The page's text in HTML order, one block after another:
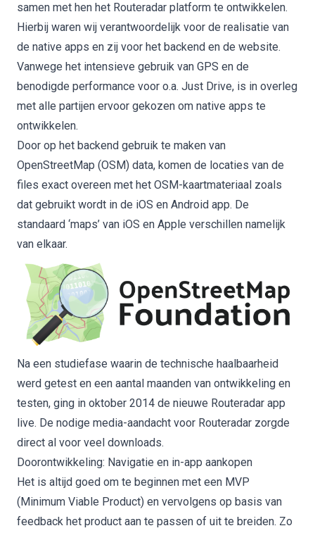
samen met hen het Routeradar platform te ontwikkelen.
Hierbij waren wij verantwoordelijk voor de realisatie van
de native apps en zij voor het backend en de website.
Vanwege het intensieve gebruik van GPS en de
benodigde performance voor o.a. Just Drive, is in overleg
met alle partijen ervoor gekozen om native apps te
ontwikkelen.
Door op het backend gebruik te maken van
OpenStreetMap (OSM) data, komen de locaties van de
files exact overeen met het OSM-kaartmateriaal zoals
dat gebruikt wordt in de iOS en Android app. De
standaard ‘maps’ van iOS en Apple verschillen namelijk
van elkaar.
Na een studiefase waarin de technische haalbaarheid
werd getest en een aantal maanden van ontwikkeling en
testen, ging in oktober 2014 de nieuwe Routeradar app
live. De nodige media-aandacht voor Routeradar zorgde
direct al voor veel downloads.
Doorontwikkeling: Navigatie en in-app aankopen
Het is altijd goed om te beginnen met een MVP
(Minimum Viable Product) en vervolgens op basis van
feedback het product aan te passen of uit te breiden. Zo